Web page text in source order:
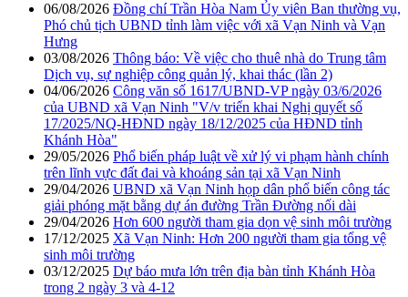
06/08/2026 Đồng chí Trần Hòa Nam Ủy viên Ban thường vụ,
Phó chủ tịch UBND tỉnh làm việc với xã Vạn Ninh và Vạn
Hưng
03/08/2026 Thông báo: Về việc cho thuê nhà do Trung tâm
Dịch vụ, sự nghiệp công quản lý, khai thác (lần 2)
04/06/2026 Công văn số 1617/UBND-VP ngày 03/6/2026
của UBND xã Vạn Ninh "V/v triển khai Nghị quyết số
17/2025/NQ-HĐND ngày 18/12/2025 của HĐND tỉnh
Khánh Hòa"
29/05/2026 Phổ biến pháp luật về xử lý vi phạm hành chính
trên lĩnh vực đất đai và khoáng sản tại xã Vạn Ninh
29/04/2026 UBND xã Vạn Ninh họp dân phổ biến công tác
giải phóng mặt bằng dự án đường Trần Đường nối dài
29/04/2026 Hơn 600 người tham gia dọn vệ sinh môi trường
17/12/2025 Xã Vạn Ninh: Hơn 200 người tham gia tổng vệ
sinh môi trường
03/12/2025 Dự báo mưa lớn trên địa bàn tỉnh Khánh Hòa
trong 2 ngày 3 và 4-12